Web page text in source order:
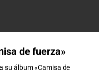
de fuerza»
su álbum «Camisa de